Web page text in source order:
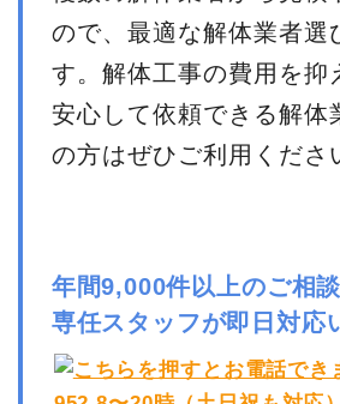
ので、最適な解体業者選
す。解体工事の費用を抑
安心して依頼できる解体
の方はぜひご利用くださ
年間9,000件以上のご相
専任スタッフが即日対応